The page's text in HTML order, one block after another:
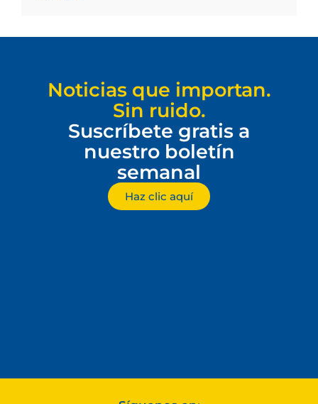
Noticias que importan.
Sin ruido.
Suscríbete gratis a
nuestro boletín
semanal
Haz clic aquí